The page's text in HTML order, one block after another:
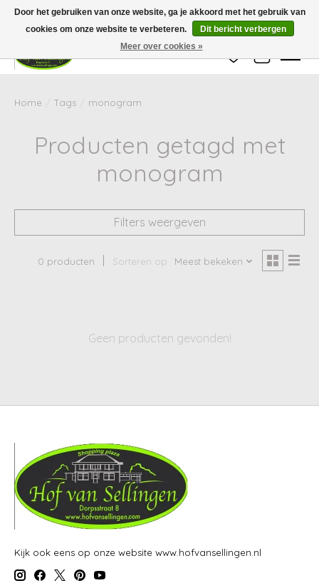
Wij zijn gesloten van 24 december tot en met 25 januari. Houd er rekening mee
dat de levertijd van uw bestelling in deze periode langer kan zijn dan
gebruikelijk.
Verlanglijst
Home Tags monogram
Producten getagd met
monogram
Filters weergeven
0 producten Sorteren op Meest bekeken
Geen producten gevonden!
Kijk ook eens op onze website www.hofvansellingen.nl
Door het gebruiken van onze website, ga je akkoord met het gebruik van
cookies om onze website te verbeteren.
Dit bericht verbergen
Meer over cookies »